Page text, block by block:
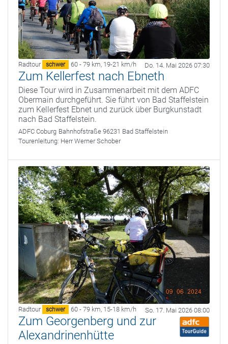
Radtour schwer 60 - 79 km, 19-21 km/h Do. 14. Mai 2026 07:30
Zum Kellerfest nach Ebneth
Diese Tour wird in Zusammenarbeit mit dem ADFC
Obermain durchgeführt. Sie führt von Bad Staffelstein
zum Kellerfest Ebnet und zurück über Burgkunstadt
nach Bad Staffelstein.
ADFC Coburg Bahnhofstraße 96231 Bad Staffelstein
Tourenleitung: Herr Werner Schober
Radtour schwer 60 - 79 km, 15-18 km/h So. 17. Mai 2026 08:00
Zum Georgenberg und zur
Alexandrinenhütte